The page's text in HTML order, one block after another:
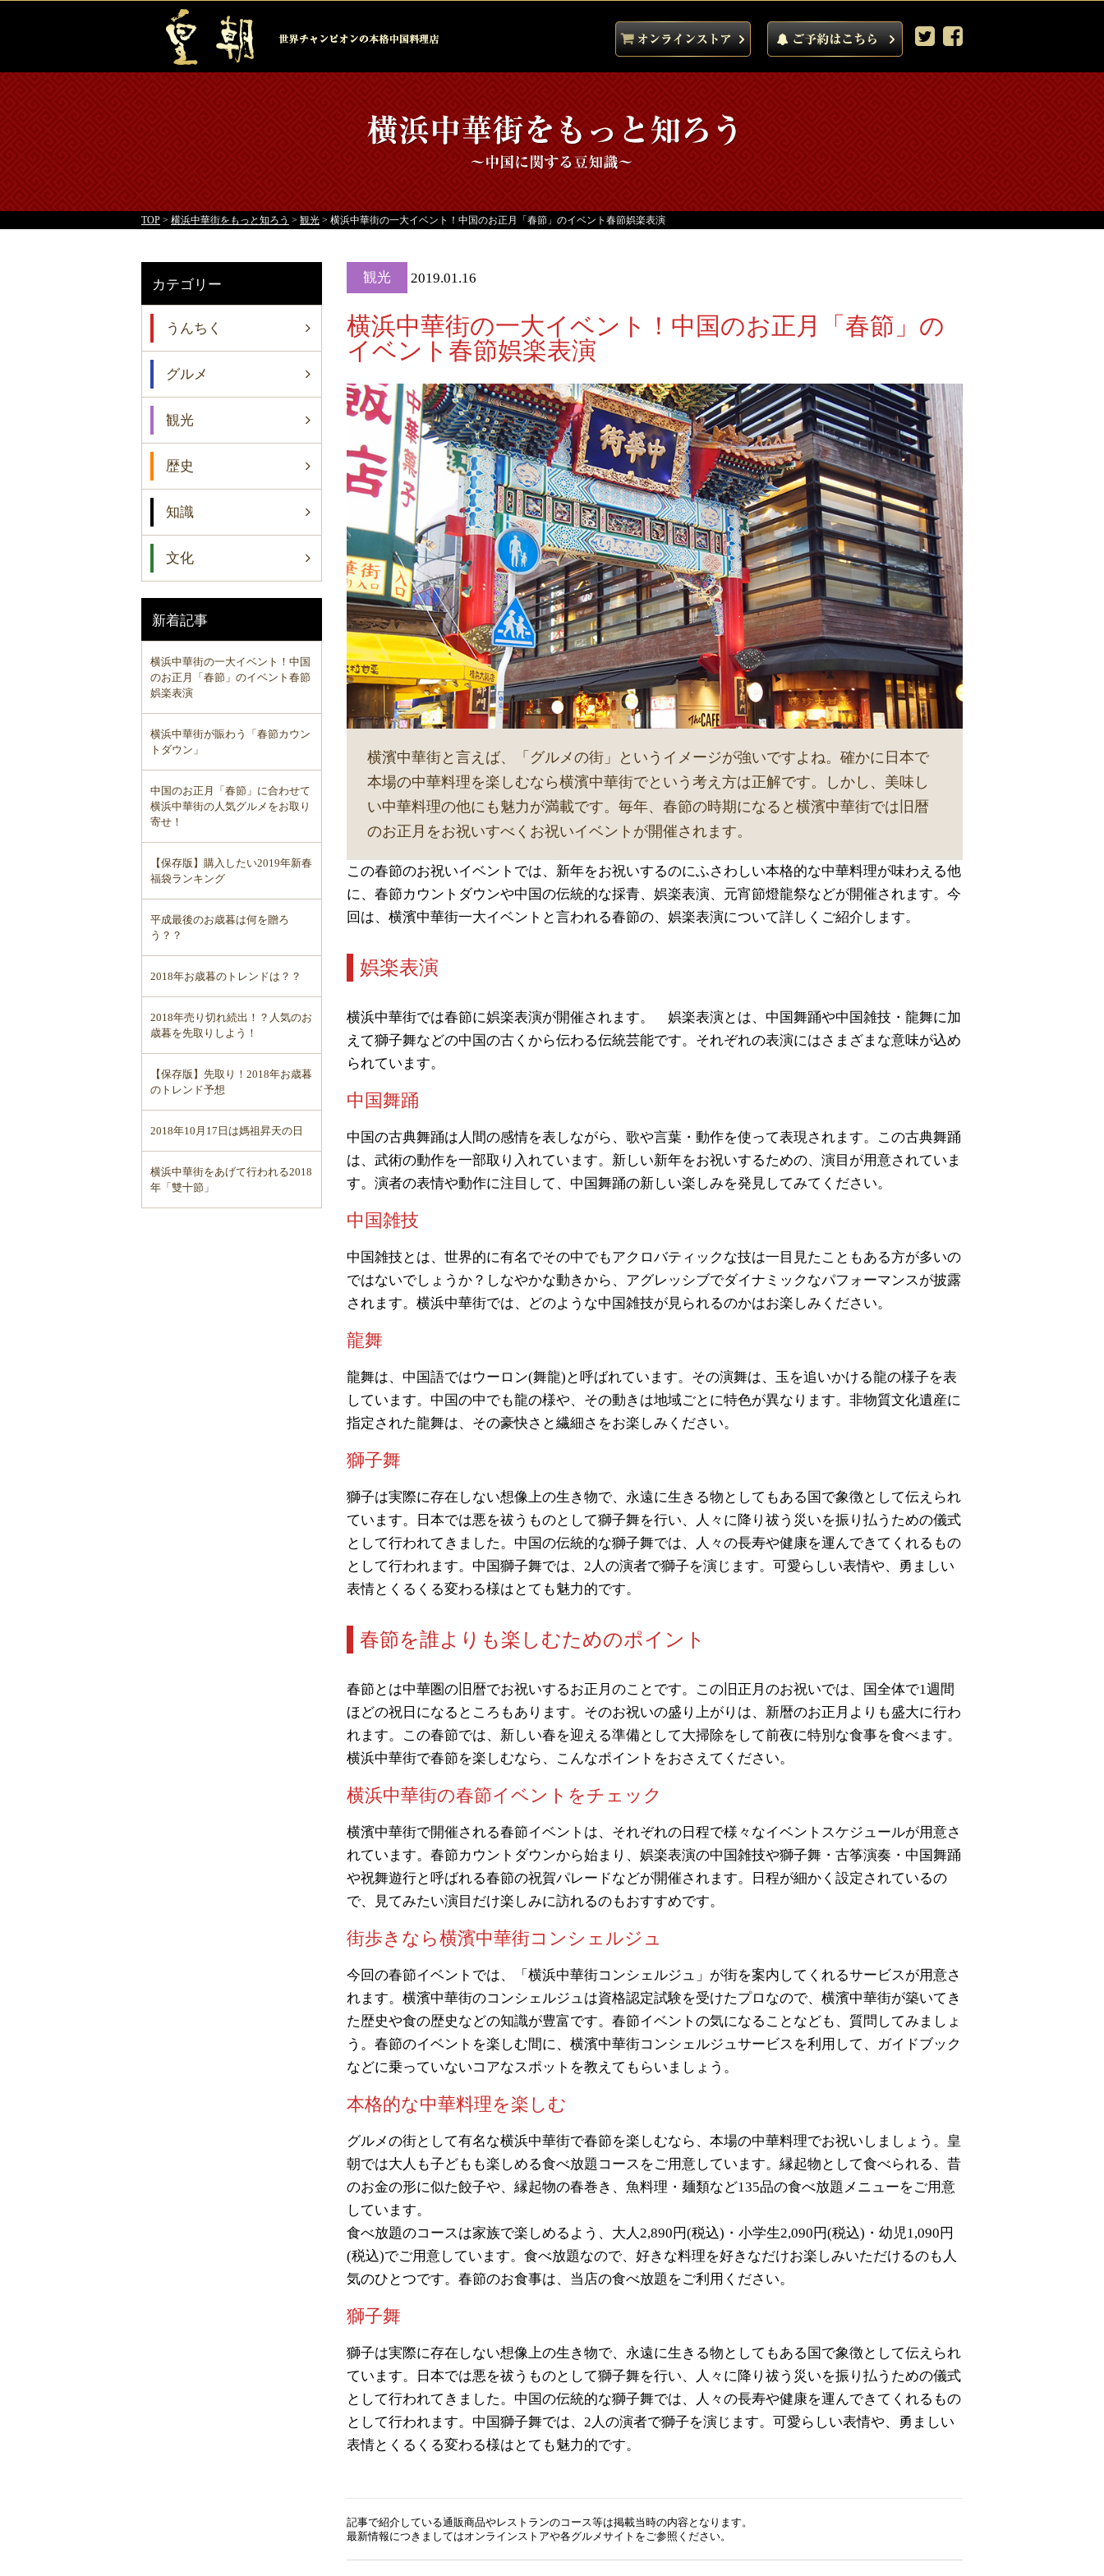
TOP > 横浜中華街をもっと知ろう > 観光 > 横浜中華街の一大イベント！中国のお正月「春節」のイベント春節娯楽表演
観光 2019.01.16
横浜中華街の一大イベント！中国のお正月「春節」の
イベント春節娯楽表演
横濱中華街と言えば、「グルメの街」というイメージが強いですよね。確かに日本で
本場の中華料理を楽しむなら横濱中華街でという考え方は正解です。しかし、美味し
い中華料理の他にも魅力が満載です。毎年、春節の時期になると横濱中華街では旧暦
のお正月をお祝いすべくお祝いイベントが開催されます。
この春節のお祝いイベントでは、新年をお祝いするのにふさわしい本格的な中華料理が味わえる他
に、春節カウントダウンや中国の伝統的な採青、娯楽表演、元宵節燈龍祭などが開催されます。今
回は、横濱中華街一大イベントと言われる春節の、娯楽表演について詳しくご紹介します。
娯楽表演
横浜中華街では春節に娯楽表演が開催されます。 娯楽表演とは、中国舞踊や中国雑技・龍舞に加
えて獅子舞などの中国の古くから伝わる伝統芸能です。それぞれの表演にはさまざまな意味が込め
られています。
中国舞踊
中国の古典舞踊は人間の感情を表しながら、歌や言葉・動作を使って表現されます。この古典舞踊
は、武術の動作を一部取り入れています。新しい新年をお祝いするための、演目が用意されていま
す。演者の表情や動作に注目して、中国舞踊の新しい楽しみを発見してみてください。
中国雑技
中国雑技とは、世界的に有名でその中でもアクロバティックな技は一目見たこともある方が多いの
ではないでしょうか？しなやかな動きから、アグレッシブでダイナミックなパフォーマンスが披露
されます。横浜中華街では、どのような中国雑技が見られるのかはお楽しみください。
龍舞
龍舞は、中国語ではウーロン(舞龍)と呼ばれています。その演舞は、玉を追いかける龍の様子を表
しています。中国の中でも龍の様や、その動きは地域ごとに特色が異なります。非物質文化遺産に
指定された龍舞は、その豪快さと繊細さをお楽しみください。
獅子舞
獅子は実際に存在しない想像上の生き物で、永遠に生きる物としてもある国で象徴として伝えられ
ています。日本では悪を祓うものとして獅子舞を行い、人々に降り祓う災いを振り払うための儀式
として行われてきました。中国の伝統的な獅子舞では、人々の長寿や健康を運んできてくれるもの
として行われます。中国獅子舞では、2人の演者で獅子を演じます。可愛らしい表情や、勇ましい
表情とくるくる変わる様はとても魅力的です。
春節を誰よりも楽しむためのポイント
春節とは中華圏の旧暦でお祝いするお正月のことです。この旧正月のお祝いでは、国全体で1週間
ほどの祝日になるところもあります。そのお祝いの盛り上がりは、新暦のお正月よりも盛大に行わ
れます。この春節では、新しい春を迎える準備として大掃除をして前夜に特別な食事を食べます。
横浜中華街で春節を楽しむなら、こんなポイントをおさえてください。
横浜中華街の春節イベントをチェック
横濱中華街で開催される春節イベントは、それぞれの日程で様々なイベントスケジュールが用意さ
れています。春節カウントダウンから始まり、娯楽表演の中国雑技や獅子舞・古筝演奏・中国舞踊
や祝舞遊行と呼ばれる春節の祝賀パレードなどが開催されます。日程が細かく設定されているの
で、見てみたい演目だけ楽しみに訪れるのもおすすめです。
街歩きなら横濱中華街コンシェルジュ
今回の春節イベントでは、「横浜中華街コンシェルジュ」が街を案内してくれるサービスが用意さ
れます。横濱中華街のコンシェルジュは資格認定試験を受けたプロなので、横濱中華街が築いてき
た歴史や食の歴史などの知識が豊富です。春節イベントの気になることなども、質問してみましょ
う。春節のイベントを楽しむ間に、横濱中華街コンシェルジュサービスを利用して、ガイドブック
などに乗っていないコアなスポットを教えてもらいましょう。
本格的な中華料理を楽しむ
グルメの街として有名な横浜中華街で春節を楽しむなら、本場の中華料理でお祝いしましょう。皇
朝では大人も子どもも楽しめる食べ放題コースをご用意しています。縁起物として食べられる、昔
のお金の形に似た餃子や、縁起物の春巻き、魚料理・麺類など135品の食べ放題メニューをご用意
しています。
食べ放題のコースは家族で楽しめるよう、大人2,890円(税込)・小学生2,090円(税込)・幼児1,090円
(税込)でご用意しています。食べ放題なので、好きな料理を好きなだけお楽しみいただけるのも人
気のひとつです。春節のお食事は、当店の食べ放題をご利用ください。
獅子舞
獅子は実際に存在しない想像上の生き物で、永遠に生きる物としてもある国で象徴として伝えられ
ています。日本では悪を祓うものとして獅子舞を行い、人々に降り祓う災いを振り払うための儀式
として行われてきました。中国の伝統的な獅子舞では、人々の長寿や健康を運んできてくれるもの
として行われます。中国獅子舞では、2人の演者で獅子を演じます。可愛らしい表情や、勇ましい
表情とくるくる変わる様はとても魅力的です。
記事で紹介している通販商品やレストランのコース等は掲載当時の内容となります。
最新情報につきましてはオンラインストアや各グルメサイトをご参照ください。
カテゴリー
うんちく
グルメ
観光
歴史
知識
文化
新着記事
横浜中華街の一大イベント！中国
のお正月「春節」のイベント春節
娯楽表演
横浜中華街が賑わう「春節カウン
トダウン」
中国のお正月「春節」に合わせて
横浜中華街の人気グルメをお取り
寄せ！
【保存版】購入したい2019年新春
福袋ランキング
平成最後のお歳暮は何を贈ろ
う？？
2018年お歳暮のトレンドは？？
2018年売り切れ続出！？人気のお
歳暮を先取りしよう！
【保存版】先取り！2018年お歳暮
のトレンド予想
2018年10月17日は媽祖昇天の日
横浜中華街をあげて行われる2018
年「雙十節」